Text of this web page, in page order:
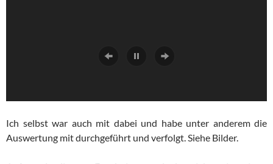
Ich selbst war auch mit dabei und habe unter anderem die
Auswertung mit durchgeführt und verfolgt. Siehe Bilder.